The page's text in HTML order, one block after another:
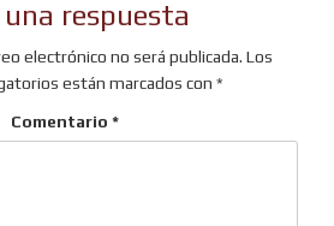
una respuesta
electrónico no será publicada. Los
están marcados con *
Comentario *